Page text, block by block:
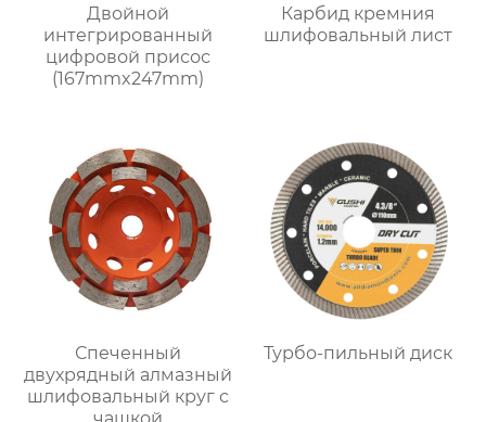
Двойной
интегрированный
цифровой присос
(167mmx247mm)
Карбид кремния
шлифовальный лист
Спеченный
двухрядный алмазный
шлифовальный круг с
чашкой
Турбо-пильный диск